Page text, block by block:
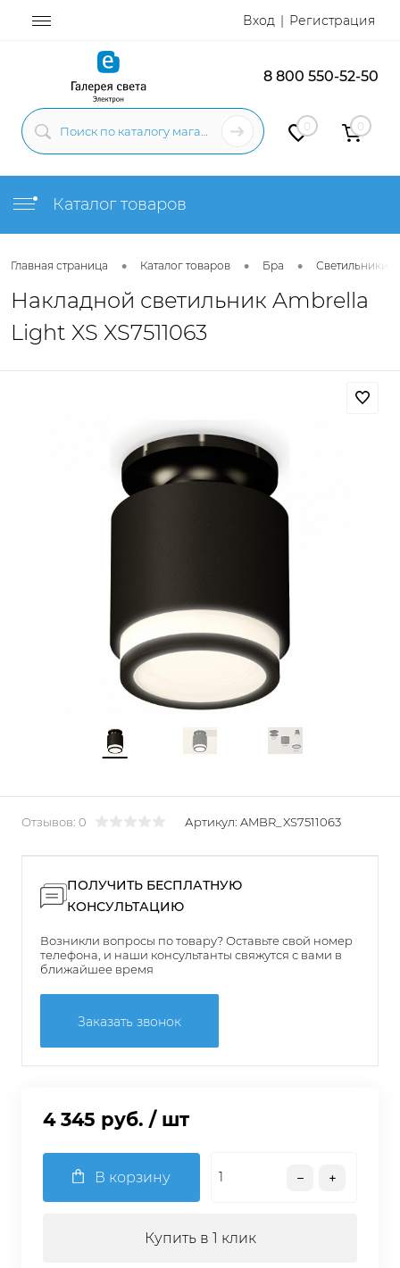
Вход Регистрация
8 800 550-52-50
0 0
Каталог товаров
Главная страница • Каталог товаров • Бра • Светильники
Накладной светильник Ambrella
Light XS XS7511063
Отзывов: 0 Артикул: AMBR_XS7511063
ПОЛУЧИТЬ БЕСПЛАТНУЮ
КОНСУЛЬТАЦИЮ
Возникли вопросы по товару? Оставьте свой номер
телефона, и наши консультанты свяжутся с вами в
ближайшее время
Заказать звонок
4 345 руб. / шт
В корзину
Купить в 1 клик